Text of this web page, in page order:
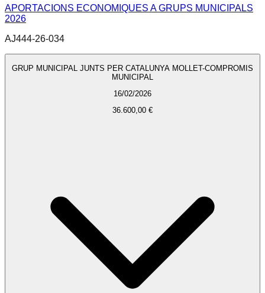
APORTACIONS ECONOMIQUES A GRUPS MUNICIPALS
2026
AJ444-26-034
GRUP MUNICIPAL JUNTS PER CATALUNYA MOLLET-COMPROMIS
MUNICIPAL
16/02/2026
36.600,00 €